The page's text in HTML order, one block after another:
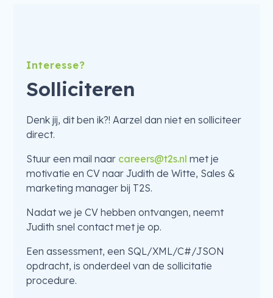
Interesse?
Solliciteren
Denk jij, dit ben ik?! Aarzel dan niet en solliciteer
direct.
Stuur een mail naar careers@t2s.nl met je
motivatie en CV naar Judith de Witte, Sales &
marketing manager bij T2S.
Nadat we je CV hebben ontvangen, neemt
Judith snel contact met je op.
Een assessment, een SQL/XML/C#/JSON
opdracht, is onderdeel van de sollicitatie
procedure.